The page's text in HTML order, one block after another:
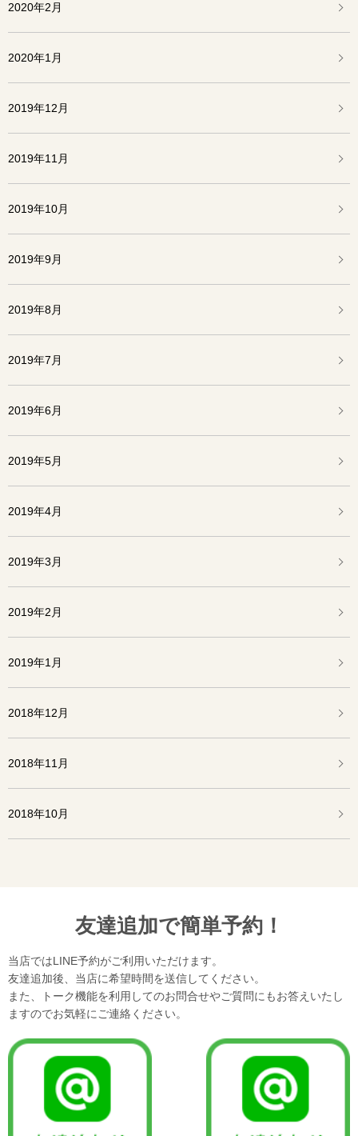
2020年2月
2020年1月
2019年12月
2019年11月
2019年10月
2019年9月
2019年8月
2019年7月
2019年6月
2019年5月
2019年4月
2019年3月
2019年2月
2019年1月
2018年12月
2018年11月
2018年10月
友達追加で簡単予約！
当店ではLINE予約がご利用いただけます。
友達追加後、当店に希望時間を送信してください。
また、トーク機能を利用してのお問合せやご質問にもお答えいたし
ますのでお気軽にご連絡ください。